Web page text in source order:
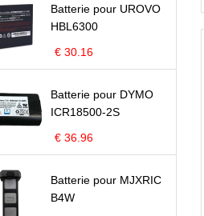
Batterie pour UROVO
HBL6300
€ 30.16
Batterie pour DYMO
ICR18500-2S
€ 36.96
Batterie pour MJXRIC
B4W